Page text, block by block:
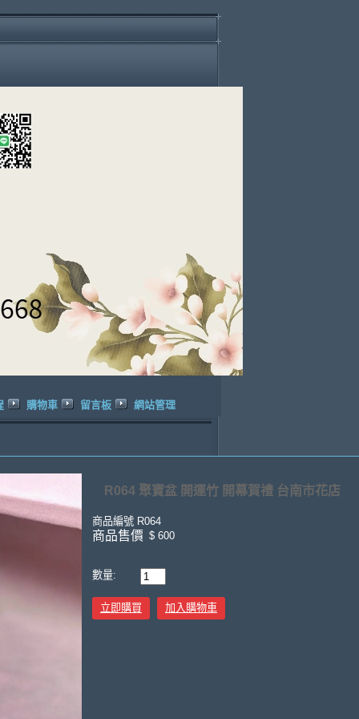
購物車 留言板 網站管理
R064 聚寶盆 開運竹 開幕賀禮 台南市花店
商品編號 R064
商品售價 $ 600
數量:
立即購買 加入購物車